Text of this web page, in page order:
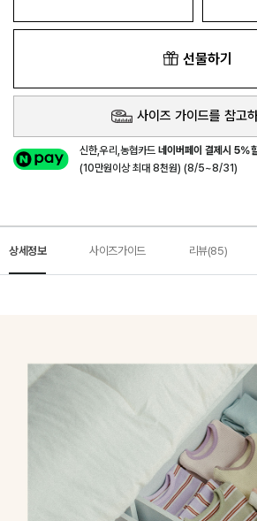
선물하기
사이즈 가이드를 참고
신한,우리,농협카드네이버페이 결제시 5%
(10만원이상 최대 8천원) (8/5~8/31)
상세정보 사이즈가이드 리뷰(85)